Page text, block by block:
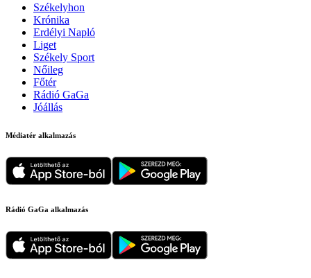
Székelyhon
Krónika
Erdélyi Napló
Liget
Székely Sport
Nőileg
Főtér
Rádió GaGa
Jóállás
Médiatér alkalmazás
Rádió GaGa alkalmazás